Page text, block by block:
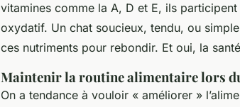
vitamines comme la A, D et E, ils
oxydatif. Un chat soucieux, tendu, ou
ces nutriments pour rebondir. Et oui, la
Maintenir la routine alimentaire lors
On a tendance à vouloir « améliorer »